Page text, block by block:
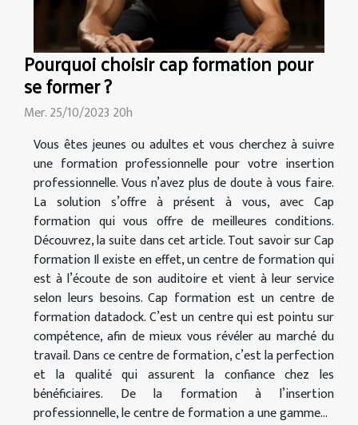
Pourquoi choisir cap formation pour
se former ?
Mer. 25/10/2023 20h
Vous êtes jeunes ou adultes et vous cherchez à suivre
une formation professionnelle pour votre insertion
professionnelle. Vous n’avez plus de doute à vous faire.
La solution s’offre à présent à vous, avec Cap
formation qui vous offre de meilleures conditions.
Découvrez, la suite dans cet article. Tout savoir sur Cap
formation Il existe en effet, un centre de formation qui
est à l’écoute de son auditoire et vient à leur service
selon leurs besoins. Cap formation est un centre de
formation datadock. C’est un centre qui est pointu sur
compétence, afin de mieux vous révéler au marché du
travail. Dans ce centre de formation, c’est la perfection
et la qualité qui assurent la confiance chez les
bénéficiaires. De la formation à l’insertion
professionnelle, le centre de formation a une gamme...